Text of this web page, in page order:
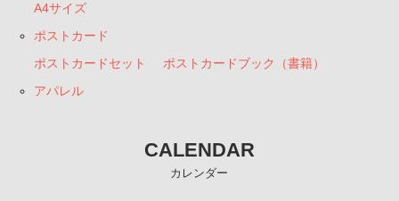
A4サイズ
ポストカード
ポストカードセット
ポストカードブック（書籍）
アパレル
CALENDAR
カレンダー